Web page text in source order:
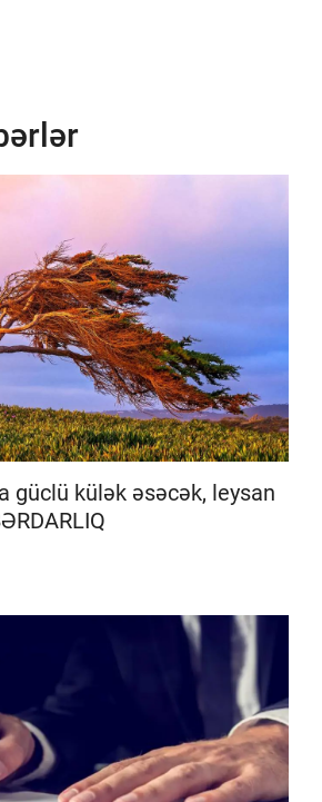
güclü külək əsəcək, leysan